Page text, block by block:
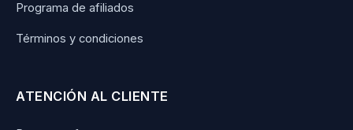
Programa de afiliados
Términos y condiciones
ATENCIÓN AL CLIENTE